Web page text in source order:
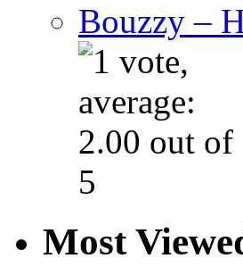
Bouzzy –
Most